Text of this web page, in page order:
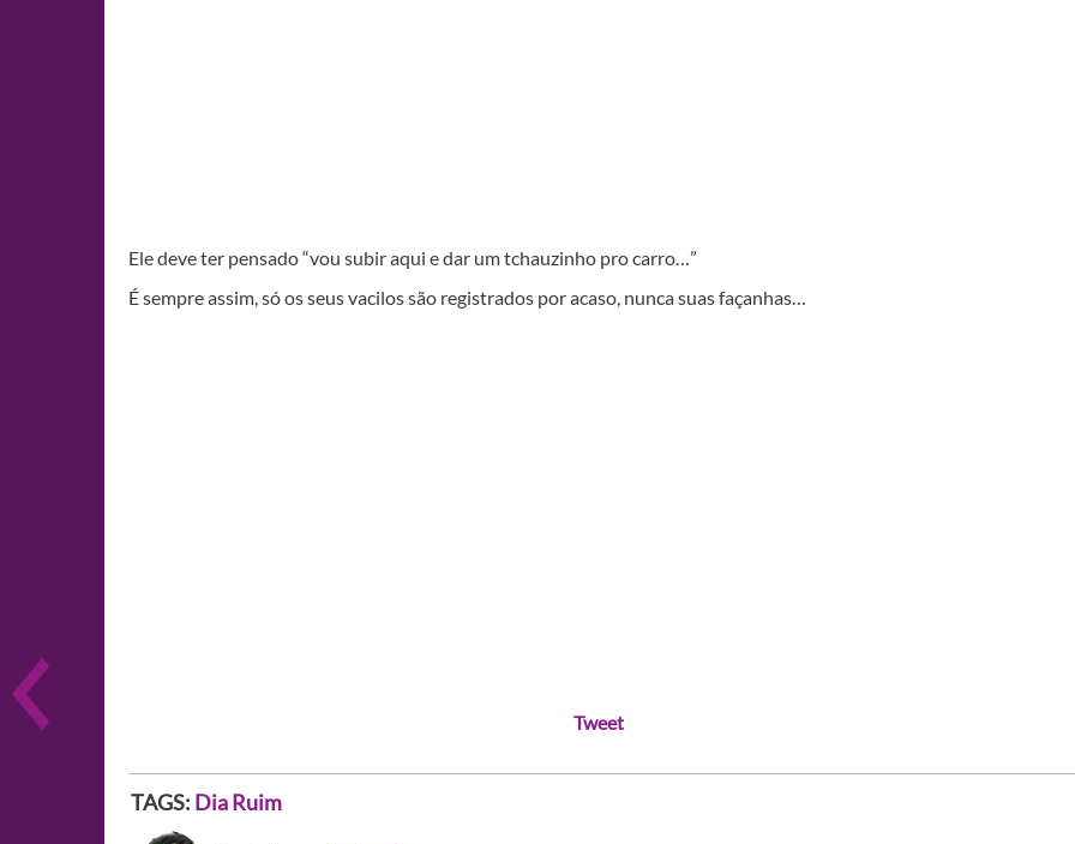
Ele deve ter pensado “vou subir aqui e dar um tchauzinho pro carro…”
É sempre assim, só os seus vacilos são registrados por acaso, nunca suas façanhas…
Tweet
TAGS: Dia Ruim